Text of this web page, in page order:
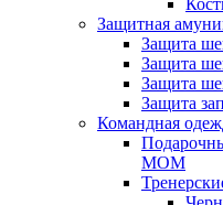
Защитная
Защита
Защита
Защита
Защита
Командная
MOM